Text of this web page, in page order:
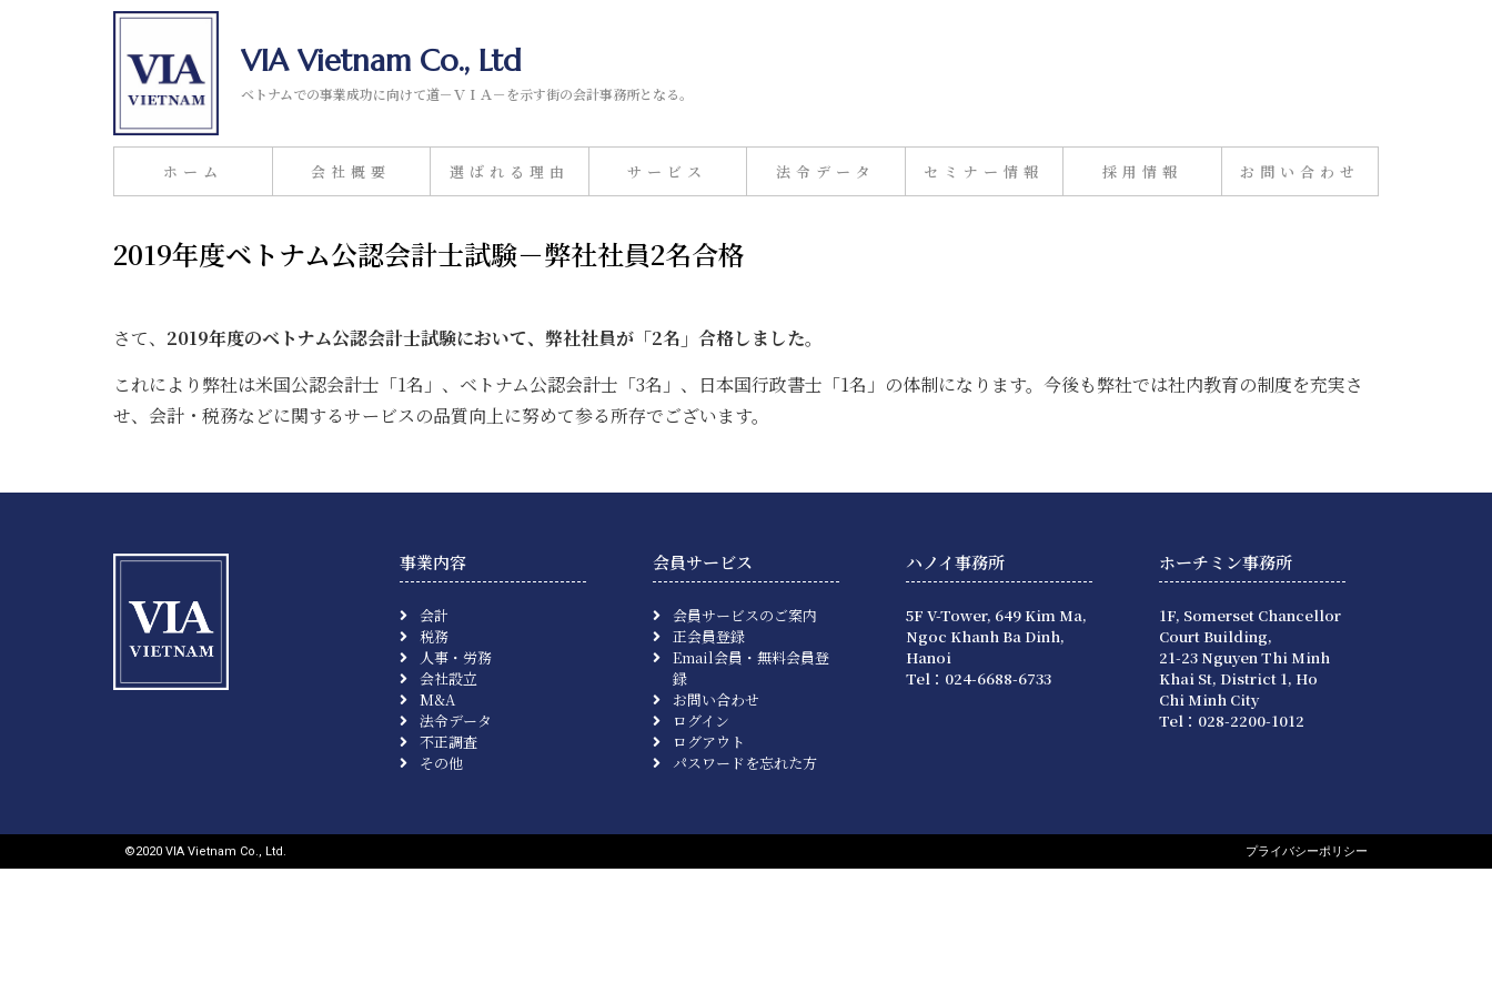
VIA Vietnam Co., Ltd
ベトナムでの事業成功に向けて道－ＶＩＡ－を示す街の会計事務所となる。
ホーム 会社概要 選ばれる理由 サービス 法令データ セミナー情報 採用情報 お問い合わせ
2019年度ベトナム公認会計士試験－弊社社員2名合格
さて、 2019年度のベトナム公認会計士試験において、弊社社員が「2名」合格しました。
これにより弊社は米国公認会計士「1名」、ベトナム公認会計士「3名」、日本国行政書士「1名」の体制になります。今後も弊社では社内教育の制度を充実さ
せ、会計・税務などに関するサービスの品質向上に努めて参る所存でございます。
事業内容
会計
税務
人事・労務
会社設立
M&A
法令データ
不正調査
その他
会員サービス
会員サービスのご案内
正会員登録
Email会員・無料会員登
録
お問い合わせ
ログイン
ログアウト
パスワードを忘れた方
ハノイ事務所
5F V-Tower, 649 Kim Ma,
Ngoc Khanh Ba Dinh,
Hanoi
Tel：024-6688-6733
ホーチミン事務所
1F, Somerset Chancellor
Court Building,
21-23 Nguyen Thi Minh
Khai St, District 1, Ho
Chi Minh City
Tel：028-2200-1012
©︎2020 VIA Vietnam Co., Ltd. プライバシーポリシー